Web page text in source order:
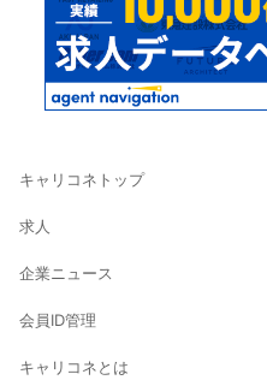
キャリコネトップ
求人
企業ニュース
会員ID管理
キャリコネとは